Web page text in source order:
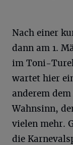
Nach einer
dann am 1.
im Toni-
wartet hier
anderem
Wahnsinn,
vielen mehr.
die